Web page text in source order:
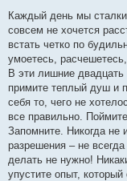
Каждый день мы
совсем не хочется
встать четко по
умоетесь,
В эти лишние
примите теплый душ и
себя то, чего не
все правильно.
Запомните. Никогда не
разрешения – не
делать не нужно!
упустите опыт,